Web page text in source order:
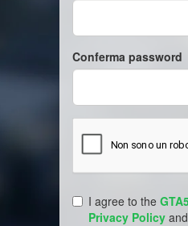
Conferma password
I agree to the
Privacy Policy and